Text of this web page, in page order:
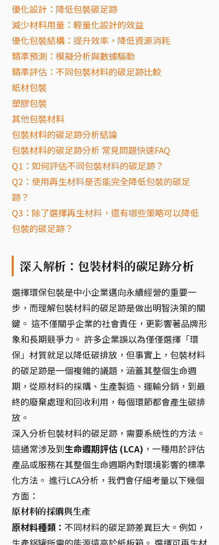
優化設計：降低包裝碳足跡
減少材料用量：輕量化設計的效益
優化包裝結構：提升效率，降低資源消耗
精準預測：模擬分析與數據驅動
精準評估：不同包裝材料的碳足跡比較
紙材包裝
塑膠包裝
其他包裝材料
包裝材料的碳足跡分析結論
包裝材料的碳足跡分析 常見問題快速FAQ
Q1：如何評估不同包裝材料的碳足跡？
Q2：使用再生材料是否能完全降低包裝的碳足
跡？
Q3：除了選擇再生材料，還有哪些策略可以降低
包裝的碳足跡？
深入解析：包裝材料的碳足跡分析
選擇環保包裝是中小企業邁向永續經營的重要一
步，而理解包裝材料的碳足跡是做出明智決策的關
鍵。 這不僅關乎企業的社會責任，更影響著品牌形
象和長期競爭力。 許多企業誤以為僅僅選擇「環
保」材質就足以降低碳排放，但事實上，包裝材料
的碳足跡是一個複雜的議題，涵蓋其整個生命週
期，從原材料的採購、生產製造、運輸分銷，到最
終的廢棄處理和回收利用，每個環節都會產生碳排
放。
深入分析包裝材料的碳足跡，需要系統性的方法。
這通常涉及到生命週期評估 (LCA) ，一種用於評估
產品或服務在其整個生命週期內對環境影響的標準
化方法。 進行LCA分析，我們會仔細考量以下幾個
方面：
原材料的採購與生產
原材料種類： 不同材料的碳足跡差異巨大。例如，